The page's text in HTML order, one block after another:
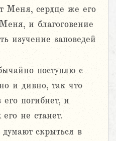
Меня, сердце же его
и благоговение
изучение заповедей
поступлю с
и дивно, так что
его погибнет, и
не станет.
скрыться в